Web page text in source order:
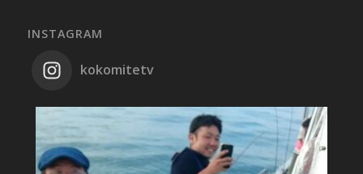
INSTAGRAM
kokomitetv